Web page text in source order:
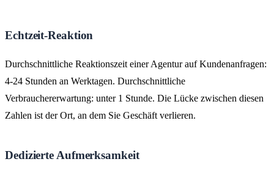
Echtzeit-Reaktion
Durchschnittliche Reaktionszeit einer Agentur auf Kundenanfragen:
4-24 Stunden an Werktagen. Durchschnittliche
Verbrauchererwartung: unter 1 Stunde. Die Lücke zwischen diesen
Zahlen ist der Ort, an dem Sie Geschäft verlieren.
Dedizierte Aufmerksamkeit